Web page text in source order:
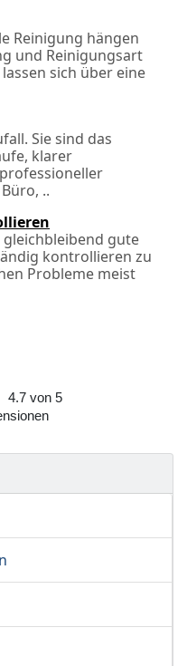
Reinigung hängen
und Reinigungsart
sich über eine
Sie sind das
klarer
..
gute
kontrollieren zu
Probleme meist
4.7 von 5